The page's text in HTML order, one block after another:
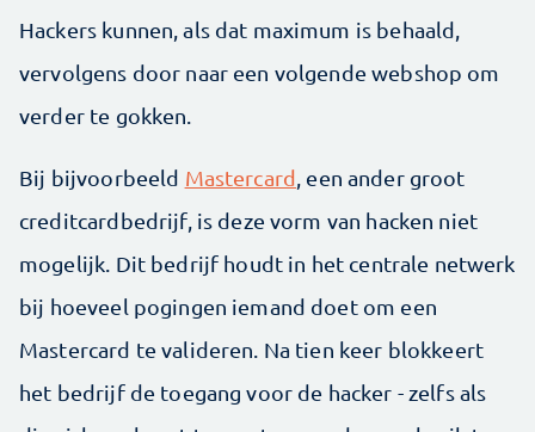
Hackers kunnen, als dat maximum is behaald,
vervolgens door naar een volgende webshop om
verder te gokken.
Bij bijvoorbeeld Mastercard , een ander groot
creditcardbedrijf, is deze vorm van hacken niet
mogelijk. Dit bedrijf houdt in het centrale netwerk
bij hoeveel pogingen iemand doet om een
Mastercard te valideren. Na tien keer blokkeert
het bedrijf de toegang voor de hacker - zelfs als